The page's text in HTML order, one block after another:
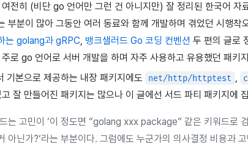
전히 (비단 go 언어만 그런 건 아니지만) 잘 정리된 한국어 자
부분이 많아 그동안 여러 동료와 함께 개발하며 겪었던 시행착
는 golang과 gRPC, 뱅크샐러드 Go 코딩 컨벤션 두 편의 글로
로 go 언어로 서버 개발을 하며 자주 사용하고 유용했던 패키지
기본으로 제공하는 내장 패키지에도
net/http/httptest
잘 만들어진 패키지는 많으나 이 글에선 서드 파티 패키지에
는 고민이 ‘이 정도면 “golang xxx package” 같은 키워드로
아닌가?‘라는 부분이다. 그럼에도 누군가의 의사결정 비용과